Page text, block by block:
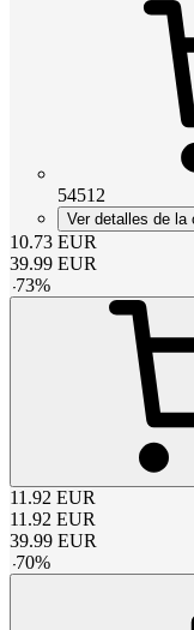
54512
Ver detalles de la
10.73 EUR
39.99 EUR
-73%
11.92 EUR
11.92 EUR
39.99 EUR
-70%